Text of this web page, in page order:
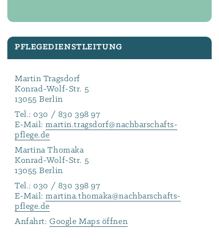
PFLEGEDIENSTLEITUNG
Martin Tragsdorf
Konrad-Wolf-Str. 5
13055 Berlin
Tel.: 030 / 830 398 97
E-Mail:martin.tragsdorf@nachbarschafts-
pflege.de
Martina Thomaka
Konrad-Wolf-Str. 5
13055 Berlin
Tel.: 030 / 830 398 97
E-Mail:martina.thomaka@nachbarschafts-
pflege.de
Anfahrt:Google Maps öffnen